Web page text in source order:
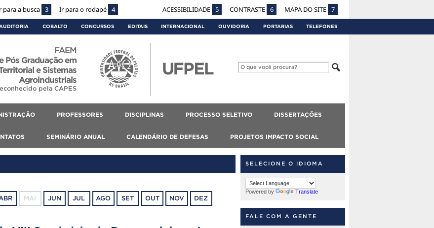
para a busca 3 Ir para o rodapé 4 ACESSIBILIDADE 5 CONTRASTE 6 MAPA DO SITE 7
COBALTO CONCURSOS EDITAIS INTERNACIONAL OUVIDORIA PORTARIAS TELEFONES
FAEM
Pós Graduação em
e Sistemas
Agroindustriais
pela CAPES
PROFESSORES DISCIPLINAS PROCESSO SELETIVO DISSERTAÇÕES
SEMINÁRIO ANUAL CALENDÁRIO DE DEFESAS PROJETOS IMPACTO SOCIAL
MAI JUN JUL AGO SET OUT NOV DEZ
SELECIONE O IDIOMA
Powered by Translate
FALE COM A GENTE